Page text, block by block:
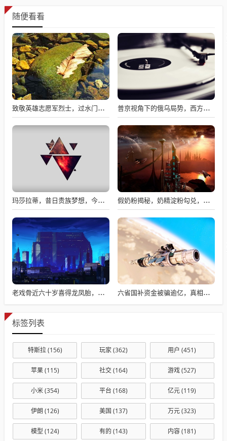
随便看看
致敬英雄志愿军烈士，过水门仪式展现最高礼遇 普京视角下的俄乌局势，西方间接介入的深度博弈与博弈解析
玛莎拉蒂，昔日贵族梦想，今日价格亲民触手可及 假奶粉揭秘，奶精淀粉勾兑，流向何处？
老戏骨近六十岁喜得龙凤胎，被误认作爷爷背后的故事揭秘 六省国补资金被骗逾亿，真相揭秘与违规操作背后的故事
标签列表
特斯拉(156) 玩家(362) 用户 (451)
苹果(115) 社交(164) 游戏(527)
小米(354) 平台 (168) 亿元(119)
伊朗 (126) 美国 (137) 万元(323)
模型 (124) 有的 (143) 内容(181)